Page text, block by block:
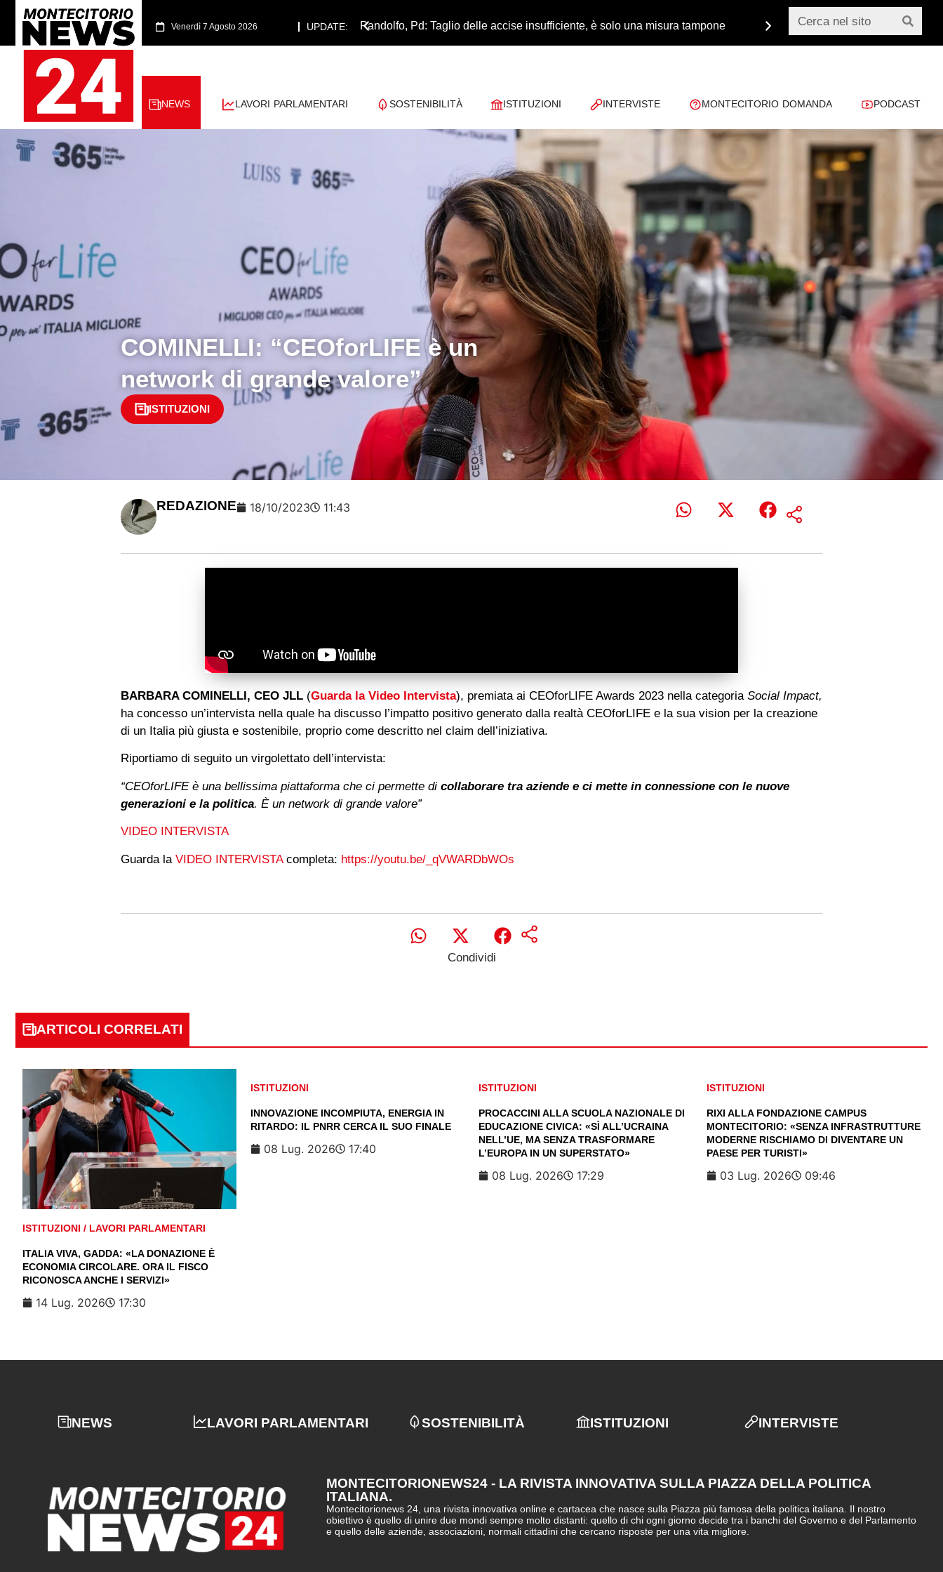
Venerdì 7 Agosto 2026 UPDATE: Pandolfo, Pd: Taglio delle accise insufficiente, è solo una misura tampone Monsignor Paglia:
NEWS LAVORI PARLAMENTARI SOSTENIBILITÀ ISTITUZIONI INTERVISTE MONTECITORIO DOMANDA PODCAST
COMINELLI: “CEOforLIFE è un
network di grande valore”
ISTITUZIONI
REDAZIONE 18/10/2023 11:43
BARBARA COMINELLI, CEO JLL (Guarda la Video Intervista), premiata ai CEOforLIFE Awards 2023 nella categoria Social Impact,
ha concesso un’intervista nella quale ha discusso l’impatto positivo generato dalla realtà CEOforLIFE e la sua vision per la creazione
di un Italia più giusta e sostenibile, proprio come descritto nel claim dell’iniziativa.
Riportiamo di seguito un virgolettato dell’intervista:
“CEOforLIFE è una bellissima piattaforma che ci permette di collaborare tra aziende e ci mette in connessione con le nuove
generazioni e la politica. È un network di grande valore”
VIDEO INTERVISTA
Guarda la VIDEO INTERVISTAcompleta: https://youtu.be/_qVWARDbWOs
Condividi
ARTICOLI CORRELATI
ISTITUZIONI / LAVORI PARLAMENTARI
ITALIA VIVA, GADDA: «LA DONAZIONE È
ECONOMIA CIRCOLARE. ORA IL FISCO
RICONOSCA ANCHE I SERVIZI»
14 Lug. 2026 17:30
ISTITUZIONI
INNOVAZIONE INCOMPIUTA, ENERGIA IN
RITARDO: IL PNRR CERCA IL SUO FINALE
08 Lug. 2026 17:40
ISTITUZIONI
PROCACCINI ALLA SCUOLA NAZIONALE DI
EDUCAZIONE CIVICA: «SÌ ALL’UCRAINA
NELL’UE, MA SENZA TRASFORMARE
L’EUROPA IN UN SUPERSTATO»
08 Lug. 2026 17:29
ISTITUZIONI
RIXI ALLA FONDAZIONE CAMPUS
MONTECITORIO: «SENZA INFRASTRUTTURE
MODERNE RISCHIAMO DI DIVENTARE UN
PAESE PER TURISTI»
03 Lug. 2026 09:46
NEWS LAVORI PARLAMENTARI SOSTENIBILITÀ ISTITUZIONI INTERVISTE
MONTECITORIONEWS24 - LA RIVISTA INNOVATIVA SULLA PIAZZA DELLA POLITICA
ITALIANA.
Montecitorionews 24, una rivista innovativa online e cartacea che nasce sulla Piazza più famosa della politica italiana. Il nostro
obiettivo è quello di unire due mondi sempre molto distanti: quello di chi ogni giorno decide tra i banchi del Governo e del Parlamento
e quello delle aziende, associazioni, normali cittadini che cercano risposte per una vita migliore.